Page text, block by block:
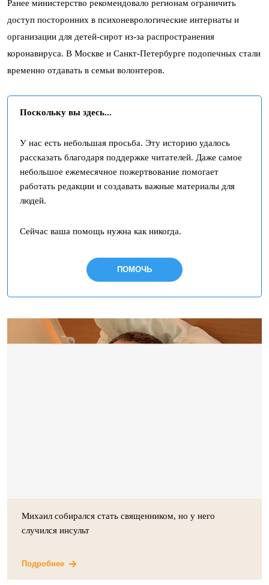
Ранее министерство рекомендовало регионам ограничить
доступ посторонних в психоневрологические интернаты и
организации для детей-сирот из-за распространения
коронавируса. В Москве и Санкт-Петербурге подопечных стали
временно отдавать в семьи волонтеров.
Поскольку вы здесь...
У нас есть небольшая просьба. Эту историю удалось
рассказать благодаря поддержке читателей. Даже самое
небольшое ежемесячное пожертвование помогает
работать редакции и создавать важные материалы для
людей.
Сейчас ваша помощь нужна как никогда.
ПОМОЧЬ
Михаил собирался стать священником, но у него
случился инсульт
Подробнее